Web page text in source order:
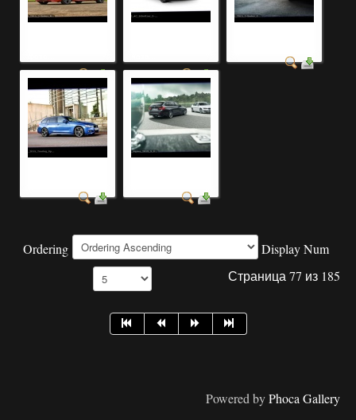
Ordering
Display Num
Страница 77 из 185
Powered byPhoca Gallery